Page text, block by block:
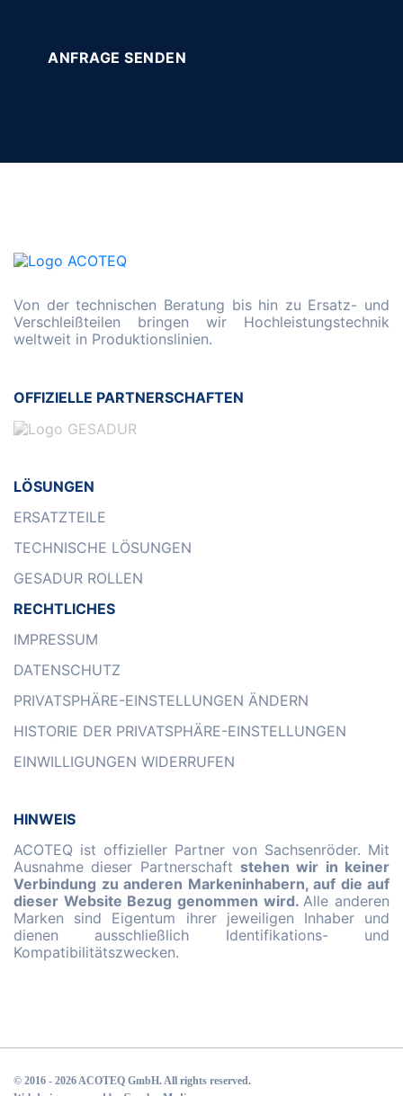
Von der technischen Beratung bis hin zu Ersatz- und
Verschleißteilen bringen wir Hochleistungstechnik
weltweit in Produktionslinien.
OFFIZIELLE PARTNERSCHAFTEN
LÖSUNGEN
ERSATZTEILE
TECHNISCHE LÖSUNGEN
GESADUR ROLLEN
RECHTLICHES
IMPRESSUM
DATENSCHUTZ
PRIVATSPHÄRE-EINSTELLUNGEN ÄNDERN
HISTORIE DER PRIVATSPHÄRE-EINSTELLUNGEN
EINWILLIGUNGEN WIDERRUFEN
HINWEIS
ACOTEQ ist offizieller Partner von Sachsenröder. Mit
Ausnahme dieser Partnerschaft stehen wir in keiner
Verbindung zu anderen Markeninhabern, auf die auf
dieser Website Bezug genommen wird. Alle anderen
Marken sind Eigentum ihrer jeweiligen Inhaber und
dienen ausschließlich Identifikations- und
Kompatibilitätszwecken.
© 2016 - 2026 ACOTEQ GmbH. All rights reserved.